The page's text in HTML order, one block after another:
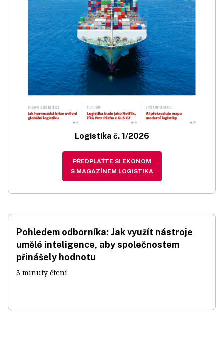
Logistika č. 1/2026
PŘEDPLAŤTE SI EKONOM
S MAGAZÍNEM LOGISTIKA
Pohledem odborníka: Jak využít nástroje
umělé inteligence, aby společnostem
přinášely hodnotu
3 minuty čtení